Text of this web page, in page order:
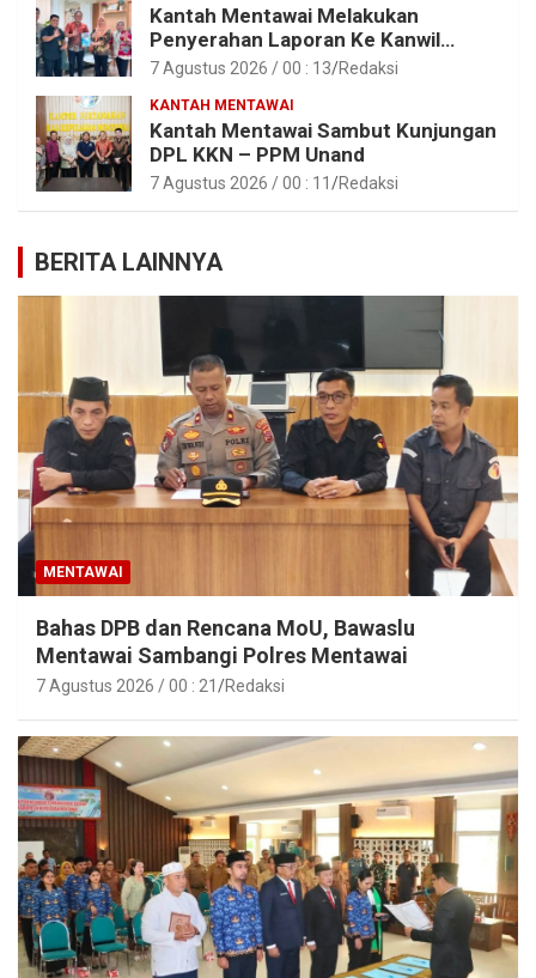
Kantah Mentawai Melakukan
Penyerahan Laporan Ke Kanwil
Kemen ATR/BPN RI Sumbar
7 Agustus 2026 / 00 : 13 Redaksi
KANTAH MENTAWAI
Kantah Mentawai Sambut Kunjungan
DPL KKN – PPM Unand
7 Agustus 2026 / 00 : 11 Redaksi
BERITA LAINNYA
MENTAWAI
Bahas DPB dan Rencana MoU, Bawaslu
Mentawai Sambangi Polres Mentawai
7 Agustus 2026 / 00 : 21 Redaksi